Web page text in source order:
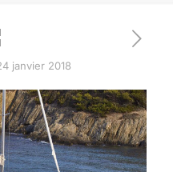
janvier 2018